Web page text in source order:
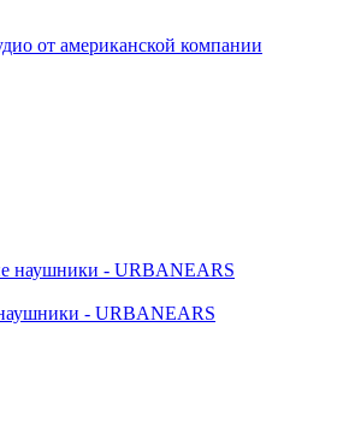
от американской компании
- URBANEARS